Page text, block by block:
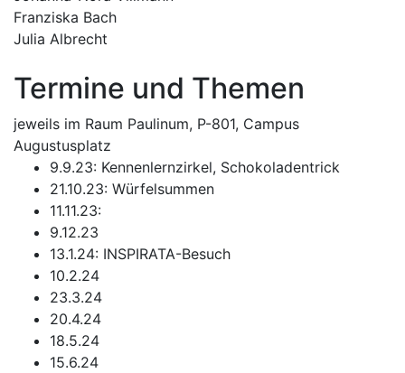
Franziska Bach
Julia Albrecht
Termine und Themen
jeweils im Raum Paulinum, P-801, Campus
Augustusplatz
9.9.23: Kennenlernzirkel, Schokoladentrick
21.10.23: Würfelsummen
11.11.23:
9.12.23
13.1.24: INSPIRATA-Besuch
10.2.24
23.3.24
20.4.24
18.5.24
15.6.24